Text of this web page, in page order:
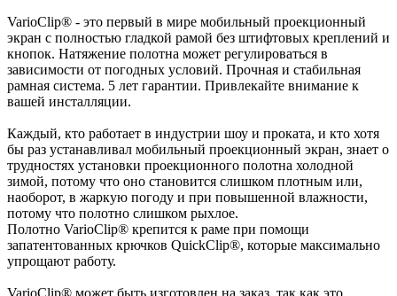
VarioClip® - это первый в мире мобильный проекционный
экран с полностью гладкой рамой без штифтовых креплений и
кнопок. Натяжение полотна может регулироваться в
зависимости от погодных условий. Прочная и стабильная
рамная система. 5 лет гарантии. Привлекайте внимание к
вашей инсталляции.
Каждый, кто работает в индустрии шоу и проката, и кто хотя
бы раз устанавливал мобильный проекционный экран, знает о
трудностях установки проекционного полотна холодной
зимой, потому что оно становится слишком плотным или,
наоборот, в жаркую погоду и при повышенной влажности,
потому что полотно слишком рыхлое.
Полотно VarioClip® крепится к раме при помощи
запатентованных крючков QuickClip®, которые максимально
упрощают работу.
VarioClip® может быть изготовлен на заказ, так как это